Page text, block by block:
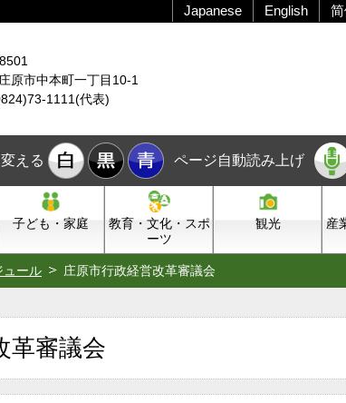
Japanese English
原市中本町一丁目10-1
1111(代表)
える ページ自動読み上げ
子ども・家庭
教育・文化・スポ
ーツ
観光 産
ュール 庄原市行政経営改革審議会
革審議会